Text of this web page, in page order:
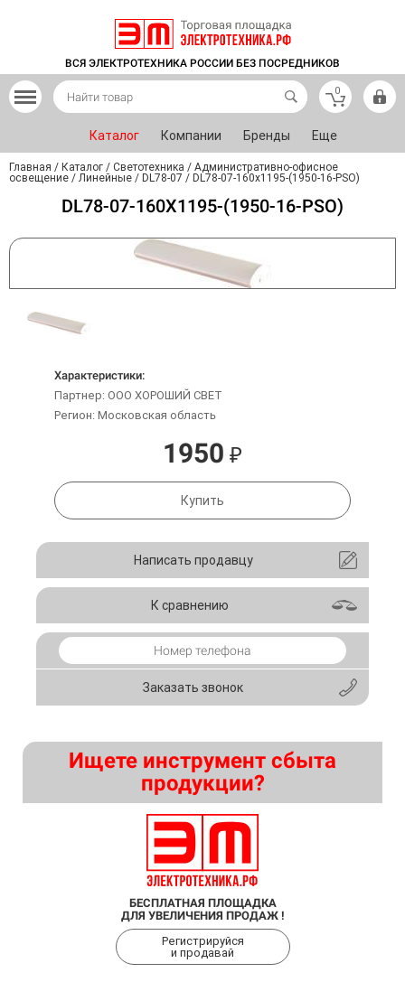
ВСЯ ЭЛЕКТРОТЕХНИКА РОССИИ БЕЗ ПОСРЕДНИКОВ
0
Каталог Компании Бренды Еще
Главная / Каталог / Светотехника / Административно-офисное
освещение / Линейные / DL78-07 / DL78-07-160х1195-(1950-16-PSO)
DL78-07-160Х1195-(1950-16-PSO)
Характеристики:
Партнер: ООО ХОРОШИЙ СВЕТ
Регион: Московская область
1950 ₽
Купить
Ищете инструмент сбыта
продукции?
БЕСПЛАТНАЯ ПЛОЩАДКА
ДЛЯ УВЕЛИЧЕНИЯ ПРОДАЖ !
Регистрируйся
и продавай
Написать продавцу
К сравнению
Заказать звонок